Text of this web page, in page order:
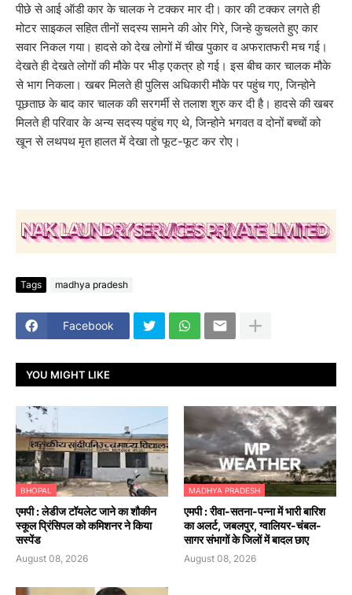
पीछे से आई ऑडी कार के चालक ने टक्कर मार दी। कार की टक्कर लगते ही
मोटर साइकल सहित तीनों सदस्य सामने की ओर गिरे, जिन्हे कुचलते हुए कार
सवार निकल गया। हादसे को देख लोगों में चीख पुकार व अफरातफरी मच गई।
देखते ही देखते लोगों की मौके पर भीड़ एकत्र हो गई। इस बीच कार चालक मौके
से भाग निकला। खबर मिलते ही पुलिस अधिकारी मौके पर पहुंच गए, जिन्होने
पूछताछ के बाद कार चालक की सरगर्मी से तलाश शुरु कर दी है। हादसे की खबर
मिलते ही परिवार के अन्य सदस्य पहुंच गए थे, जिन्होने भगवत व दोनों बच्चों को
खून से लथपथ मृत हालत में देखा तो फूट-फूट कर रोए।
Tags madhya pradesh
Facebook
YOU MIGHT LIKE
BHOPAL
एमपी : लेडीज टॉयलेट जाने का शौकीन
स्कूल प्रिंसिपल को कमिशनर ने किया
सस्पेंड
August 08, 2026
MADHYA PRADESH
एमपी : रीवा-सतना-पन्ना में भारी बारिश
का अलर्ट, जबलपुर, ग्वालियर-चंबल-
सागर संभागों के जिलों में बादल छाए
August 08, 2026